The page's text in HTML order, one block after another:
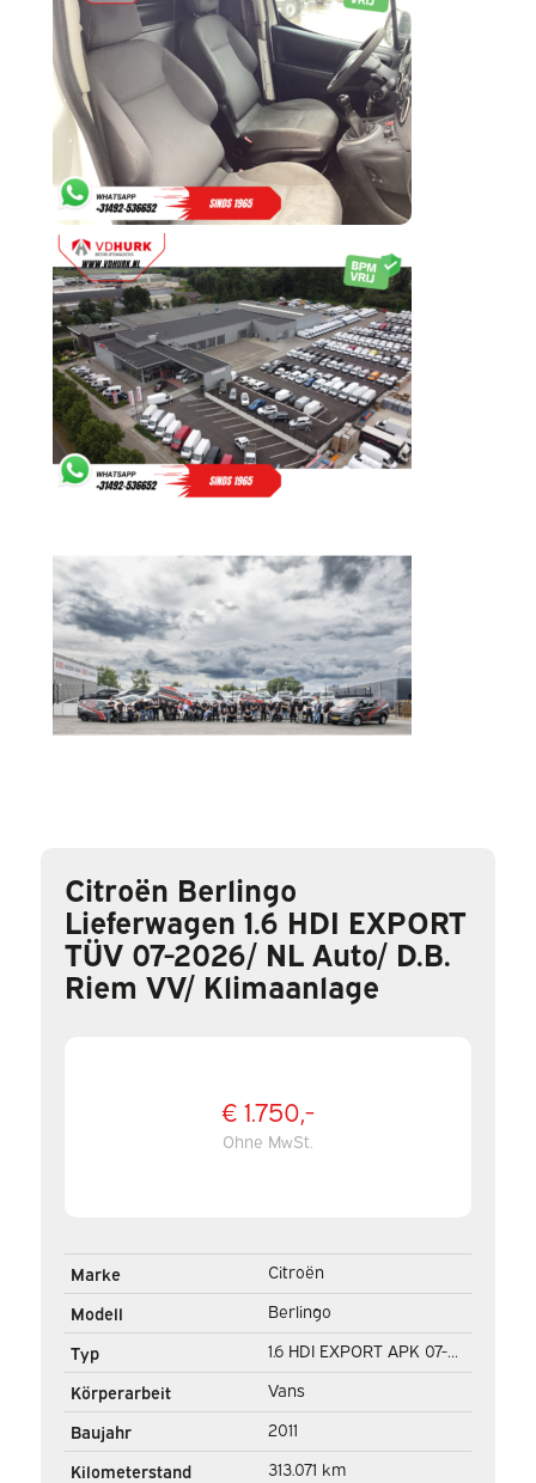
Citroën Berlingo
Lieferwagen 1.6 HDI EXPORT
TÜV 07-2026/ NL Auto/ D.B.
Riem VV/ Klimaanlage
€ 1.750,-
Ohne MwSt.
Marke
Citroën
Modell
Berlingo
Typ
1.6 HDI EXPORT APK 07-
2026/ NL Auto/ D.B. Riem
VV/ Klimaanlage
Körperarbeit
Vans
Baujahr
2011
Kilometerstand
313.071 km